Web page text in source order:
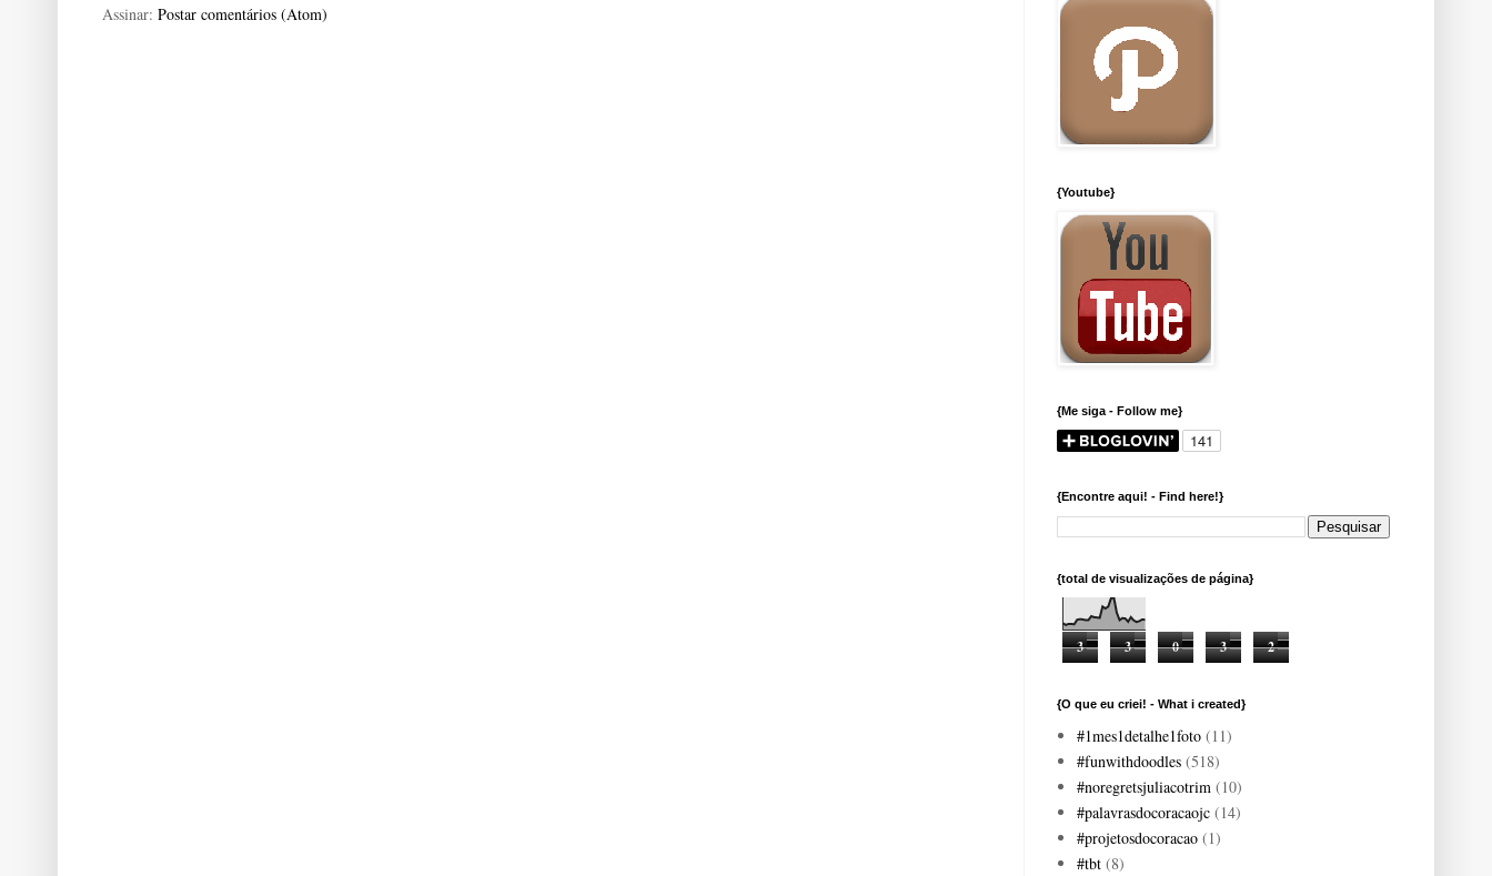
Assinar: Postar comentários (Atom)
{Youtube}
{Me siga - Follow me}
{Encontre aqui! - Find here!}
{total de visualizações de página}
3 3 0 3 2
{O que eu criei! - What i created}
#1mes1detalhe1foto (11)
#funwithdoodles (518)
#noregretsjuliacotrim (10)
#palavrasdocoracaojc (14)
#projetosdocoracao (1)
#tbt (8)